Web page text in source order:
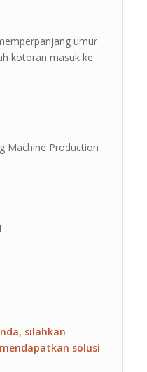
umur
kotoran masuk ke
Machine Production
silahkan
solusi